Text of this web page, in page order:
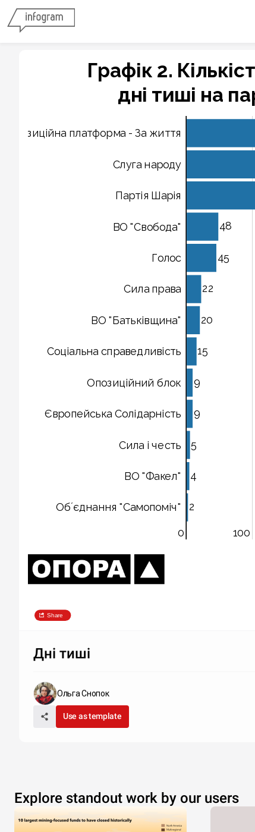
Графік 2.
дні тиші на
Опозиційна платформа - За життя
Слуга народу
Партія Шарія
ВO "Свобода"
Голос
Сила права
ВO "Батьківщина"
Соціальна справедливість
Опозиційний блок
Європейська Солідарність
Сила і честь
ВO "Факел"
Обʼєднання "Самопоміч"
0 100
48
45
22
20
15
9
9
5
4
2
Share
Дні тиші
Ольга Снопок
Use as template
Explore standout work by our users